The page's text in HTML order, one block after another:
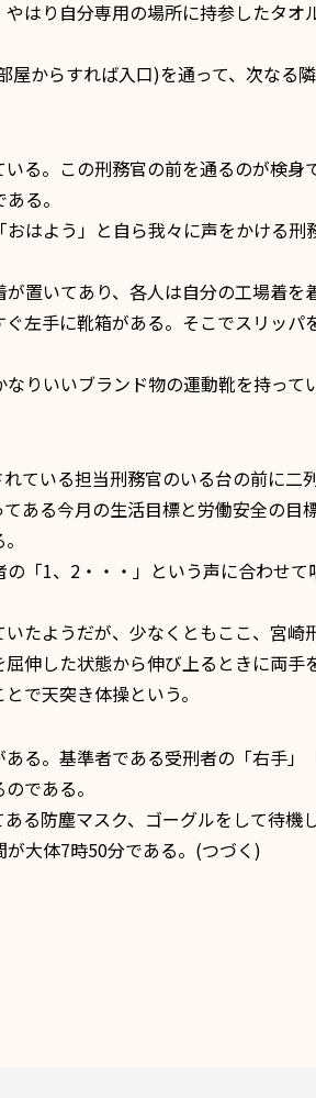
はり自分専用の場所に持参したタオ
からすれば入口)を通って、次なる
る。この刑務官の前を通るのが検身
る。
はよう」と自ら我々に声をかける刑
置いてあり、各人は自分の工場着を
左手に靴箱がある。そこでスリッパ
りいいブランド物の運動靴を持って
ている担当刑務官のいる台の前に二
ある今月の生活目標と労働安全の目
「1、2・・・」という声に合わせて
たようだが、少なくともここ、宮崎
伸した状態から伸び上るときに両手
で天突き体操という。
る。基準者である受刑者の「右手」
である。
る防塵マスク、ゴーグルをして待機し
大体7時50分である。(つづく)